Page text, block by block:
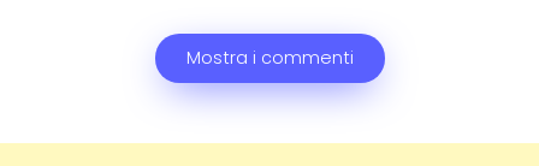
Mostra i commenti